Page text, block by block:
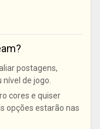
postagens,
de jogo.
cores e quiser
opções estarão nas